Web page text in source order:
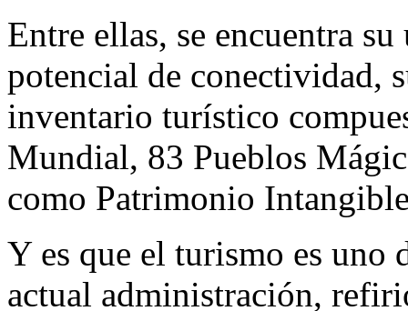
Entre ellas, se encuentra
potencial de conectividad,
inventario turístico
Mundial, 83 Pueblos
como Patrimonio
Y es que el turismo es uno
actual administración,